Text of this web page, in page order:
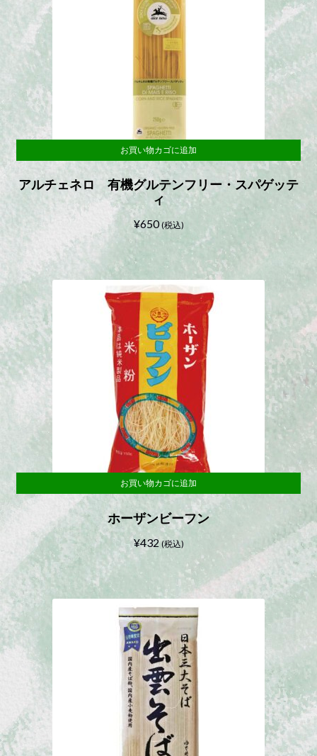
アルチェネロ 有機グルテンフリー・スパゲッテ
ィ
¥650 (税込)
お買い物カゴに追加
ホーザンビーフン
¥432 (税込)
お買い物カゴに追加